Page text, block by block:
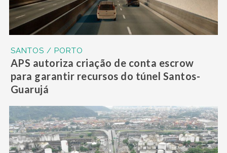
SANTOS / PORTO
APS autoriza criação de conta escrow
para garantir recursos do túnel Santos-
Guarujá